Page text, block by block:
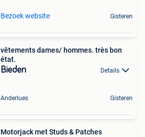
Bezoek website Gisteren
vêtements dames/ hommes. très bon
état.
Bieden Details
Anderlues Gisteren
Motorjack met Studs & Patches